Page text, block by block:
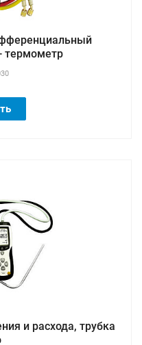
термометр
и расхода, трубка